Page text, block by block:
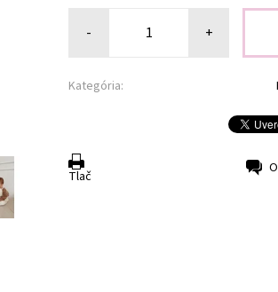
- +
Kategória:
Tlač